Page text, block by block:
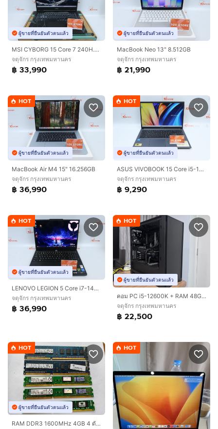
ผู้ขายที่ยืนยันตัวตนแล้ว
MSI CYBORG 15 Core 7 240H.RTX5060 RAM16.1TB
จตุจักร กรุงเทพมหานคร
฿ 33,990
ผู้ขายที่ยืนยันตัวตนแล้ว
MacBook Neo 13" 8.512GB
จตุจักร กรุงเทพมหานคร
฿ 21,990
HOT
ผู้ขายที่ยืนยันตัวตนแล้ว
MacBook Air M4 15" 16.256GB
จตุจักร กรุงเทพมหานคร
฿ 36,990
HOT
ผู้ขายที่ยืนยันตัวตนแล้ว
ASUS VIVOBOOK 15 Core i5-1235U RAM8-512GB
จตุจักร กรุงเทพมหานคร
฿ 9,290
HOT
ผู้ขายที่ยืนยันตัวตนแล้ว
LENOVO LEGION 5 Core i7-14700HX.RTX5050 RAM24.1TB
จตุจักร กรุงเทพมหานคร
฿ 36,990
HOT
ผู้ขายที่ยืนยันตัวตนแล้ว
คอม PC i5-12600K + RAM 48GB + Arc A770 16GB + SSD 1.75TB
จตุจักร กรุงเทพมหานคร
฿ 22,500
HOT
ผู้ขายที่ยืนยันตัวตนแล้ว
RAM DDR3 1600MHz 4GB 4 ตัว 8GB 1 ตัว
HOT